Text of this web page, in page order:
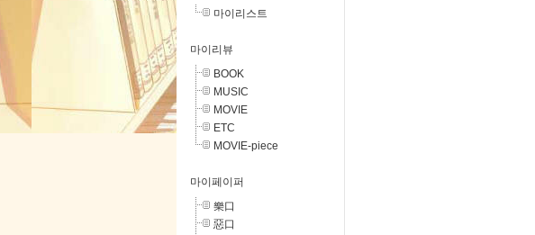
마이리스트
마이리뷰
BOOK
MUSIC
MOVIE
ETC
MOVIE-piece
마이페이퍼
樂口
惡口